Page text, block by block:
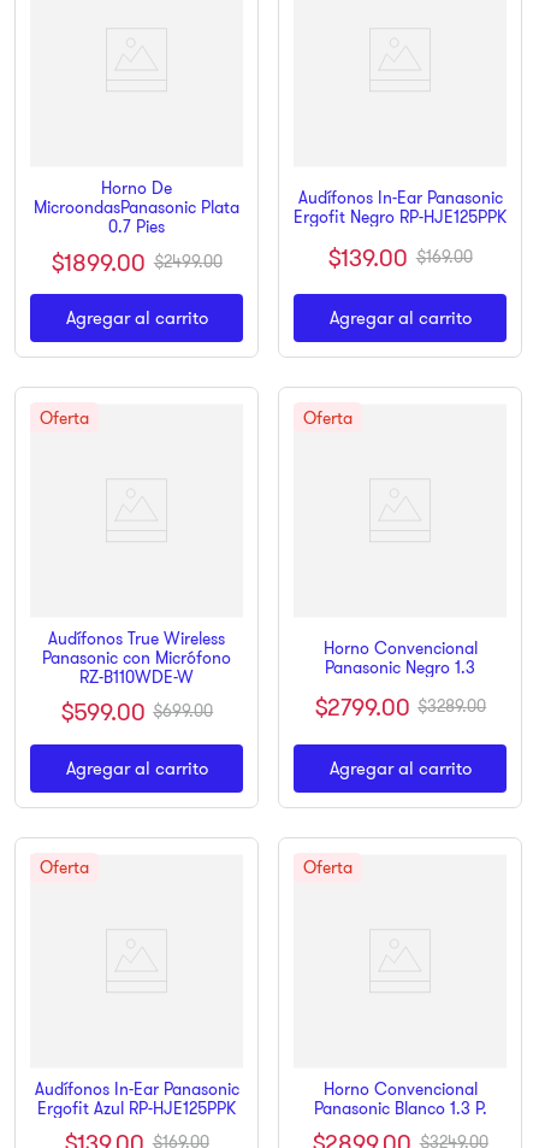
Horno De
MicroondasPanasonic Plata
0.7 Pies
$1899.00 $2499.00
Agregar al carrito
Audífonos In-Ear Panasonic
Ergofit Negro RP-HJE125PPK
$139.00 $169.00
Agregar al carrito
Audífonos True Wireless
Panasonic con Micrófono
RZ-B110WDE-W
$599.00 $699.00
Agregar al carrito
Horno Convencional
Panasonic Negro 1.3
$2799.00 $3289.00
Agregar al carrito
Audífonos In-Ear Panasonic
Ergofit Azul RP-HJE125PPK
$169.00
Horno Convencional
Panasonic Blanco 1.3 P.
$3249.00